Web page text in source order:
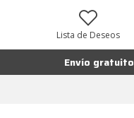
Lista de Deseos
Envío gratuito